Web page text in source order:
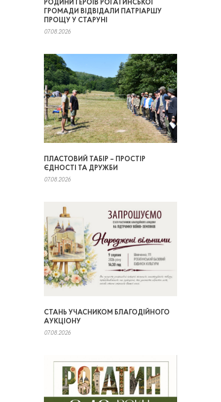
РОДИНИ ГЕРОЇВ РОГАТИНСЬКОЇ
ГРОМАДИ ВІДВІДАЛИ ПАТРІАРШУ
ПРОЩУ У СТАРУНІ
07.08.2026
ПЛАСТОВИЙ ТАБІР – ПРОСТІР
ЄДНОСТІ ТА ДРУЖБИ
07.08.2026
СТАНЬ УЧАСНИКОМ БЛАГОДІЙНОГО
АУКЦІОНУ
07.08.2026